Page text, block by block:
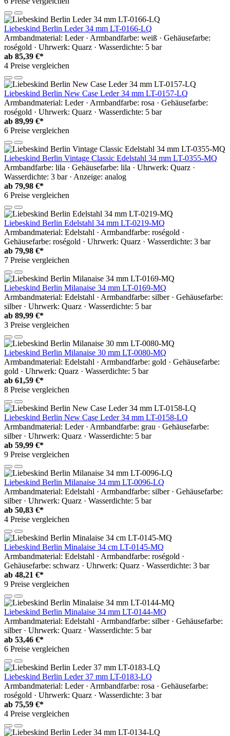
Liebeskind Berlin Leder 34 mm LT-0166-LQ
Armbandmaterial: Leder · Armbandfarbe: weiß · Gehäusefarbe:
roségold · Uhrwerk: Quarz · Wasserdichte: 5 bar
ab 85,39 €*
4 Preise vergleichen
Liebeskind Berlin New Case Leder 34 mm LT-0157-LQ
Armbandmaterial: Leder · Armbandfarbe: rosa · Gehäusefarbe:
roségold · Uhrwerk: Quarz · Wasserdichte: 5 bar
ab 89,99 €*
6 Preise vergleichen
Liebeskind Berlin Vintage Classic Edelstahl 34 mm LT-0355-MQ
Armbandfarbe: lila · Gehäusefarbe: lila · Uhrwerk: Quarz ·
Wasserdichte: 3 bar · Anzeige: analog
ab 79,98 €*
6 Preise vergleichen
Liebeskind Berlin Edelstahl 34 mm LT-0219-MQ
Armbandmaterial: Edelstahl · Armbandfarbe: roségold ·
Gehäusefarbe: roségold · Uhrwerk: Quarz · Wasserdichte: 3 bar
ab 79,98 €*
7 Preise vergleichen
Liebeskind Berlin Milanaise 34 mm LT-0169-MQ
Armbandmaterial: Edelstahl · Armbandfarbe: silber · Gehäusefarbe:
silber · Uhrwerk: Quarz · Wasserdichte: 5 bar
ab 89,99 €*
3 Preise vergleichen
Liebeskind Berlin Milanaise 30 mm LT-0080-MQ
Armbandmaterial: Edelstahl · Armbandfarbe: gold · Gehäusefarbe:
gold · Uhrwerk: Quarz · Wasserdichte: 5 bar
ab 61,59 €*
8 Preise vergleichen
Liebeskind Berlin New Case Leder 34 mm LT-0158-LQ
Armbandmaterial: Leder · Armbandfarbe: grau · Gehäusefarbe:
silber · Uhrwerk: Quarz · Wasserdichte: 5 bar
ab 59,99 €*
9 Preise vergleichen
Liebeskind Berlin Milanaise 34 mm LT-0096-LQ
Armbandmaterial: Edelstahl · Armbandfarbe: silber · Gehäusefarbe:
silber · Uhrwerk: Quarz · Wasserdichte: 5 bar
ab 50,83 €*
4 Preise vergleichen
Liebeskind Berlin Minalaise 34 cm LT-0145-MQ
Armbandmaterial: Edelstahl · Armbandfarbe: roségold ·
Gehäusefarbe: schwarz · Uhrwerk: Quarz · Wasserdichte: 3 bar
ab 48,21 €*
9 Preise vergleichen
Liebeskind Berlin Minalaise 34 mm LT-0144-MQ
Armbandmaterial: Edelstahl · Armbandfarbe: silber · Gehäusefarbe:
silber · Uhrwerk: Quarz · Wasserdichte: 5 bar
ab 53,46 €*
6 Preise vergleichen
Liebeskind Berlin Leder 37 mm LT-0183-LQ
Armbandmaterial: Leder · Armbandfarbe: rosa · Gehäusefarbe:
roségold · Uhrwerk: Quarz · Wasserdichte: 3 bar
ab 75,59 €*
4 Preise vergleichen